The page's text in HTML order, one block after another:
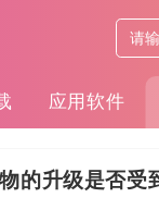
应用软件
的升级是否受